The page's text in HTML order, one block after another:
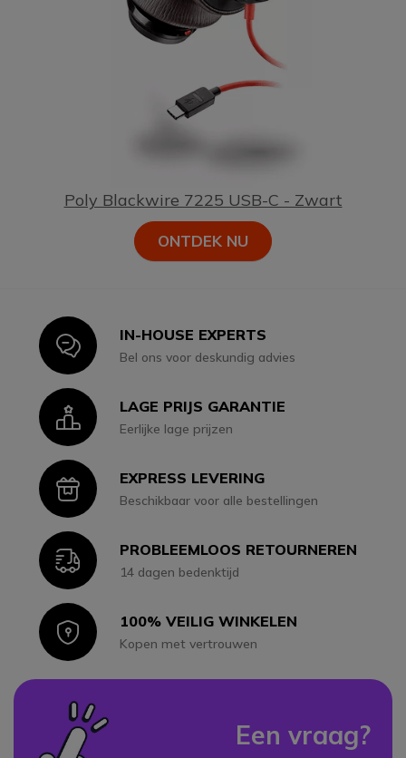
Poly Blackwire 7225 USB-C - Zwart
ONTDEK NU
IconIN-HOUSE EXPERTS
Bel ons voor deskundig advies
IconLAGE PRIJS GARANTIE
Eerlijke lage prijzen
IconEXPRESS LEVERING
Beschikbaar voor alle bestellingen
IconPROBLEEMLOOS RETOURNEREN
14 dagen bedenktijd
Icon100% VEILIG WINKELEN
Kopen met vertrouwen
Een vraag?